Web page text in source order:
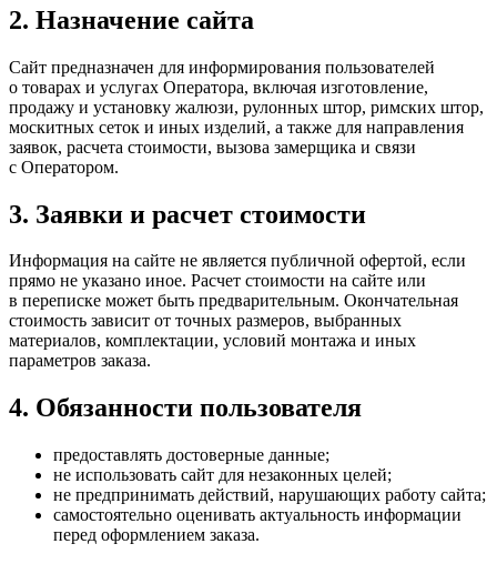
2. Назначение сайта
Сайт предназначен для информирования пользователей
о товарах и услугах Оператора, включая изготовление,
продажу и установку жалюзи, рулонных штор, римских штор,
москитных сеток и иных изделий, а также для направления
заявок, расчета стоимости, вызова замерщика и связи
с Оператором.
3. Заявки и расчет стоимости
Информация на сайте не является публичной офертой, если
прямо не указано иное. Расчет стоимости на сайте или
в переписке может быть предварительным. Окончательная
стоимость зависит от точных размеров, выбранных
материалов, комплектации, условий монтажа и иных
параметров заказа.
4. Обязанности пользователя
предоставлять достоверные данные;
не использовать сайт для незаконных целей;
не предпринимать действий, нарушающих работу сайта;
самостоятельно оценивать актуальность информации
перед оформлением заказа.